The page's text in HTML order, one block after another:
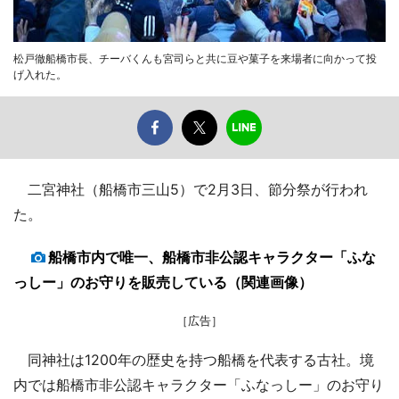
松戸徹船橋市長、チーバくんも宮司らと共に豆や菓子を来場者に向かって投
げ入れた。
二宮神社（船橋市三山5）で2月3日、節分祭が行われ
た。
船橋市内で唯一、船橋市非公認キャラクター「ふな
っしー」のお守りを販売している（関連画像）
［広告］
同神社は1200年の歴史を持つ船橋を代表する古社。境
内では船橋市非公認キャラクター「ふなっしー」のお守り